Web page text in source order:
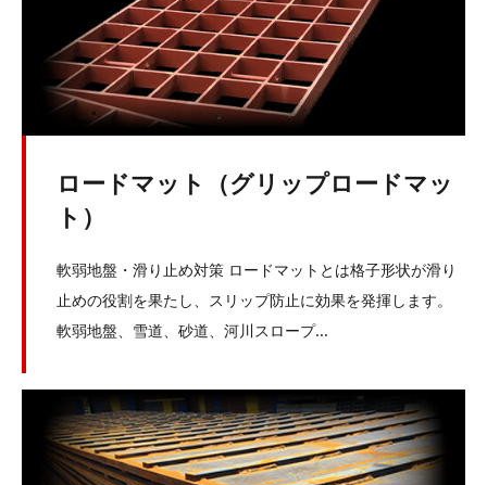
ロードマット（グリップロードマッ
ト）
軟弱地盤・滑り止め対策 ロードマットとは格子形状が滑り
止めの役割を果たし、スリップ防止に効果を発揮します。
軟弱地盤、雪道、砂道、河川スロープ...